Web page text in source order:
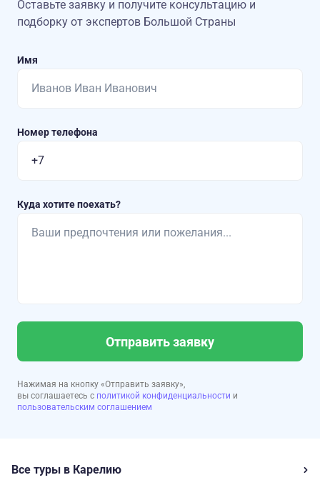
Оставьте заявку и получите консультацию и
подборку от экспертов Большой Страны
Имя
Номер телефона
Куда хотите поехать?
Отправить заявку
Нажимая на кнопку «Отправить заявку»,
вы соглашаетесь с политикой конфиденциальности и
пользовательским соглашением
Все туры в Карелию